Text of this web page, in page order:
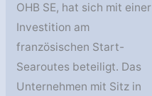
OHB SE, hat sich mit einer
Investition am
französischen Start-
Searoutes beteiligt. Das
Unternehmen mit Sitz in